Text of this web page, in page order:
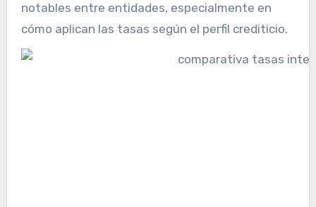
notables entre entidades, especialmente en
cómo aplican las tasas según el perfil crediticio.